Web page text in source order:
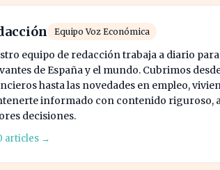
Equipo Voz Económica
equipo de redacción trabaja a diario
de España y el mundo. Cubrimos
hasta las novedades en empleo,
informado con contenido riguroso,
decisiones.
articles →